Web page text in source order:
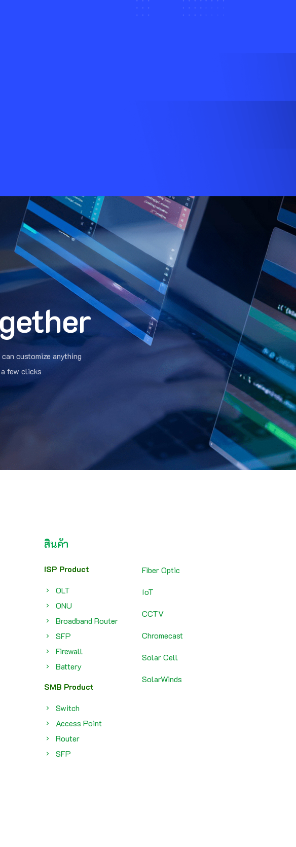
customize anything
few clicks
สินค้า
ISP Product
OLT
ONU
Broadband Router
SFP
Firewall
Battery
SMB Product
Switch
Access Point
Router
SFP
Fiber Optic
IoT
CCTV
Chromecast
Solar Cell
SolarWinds